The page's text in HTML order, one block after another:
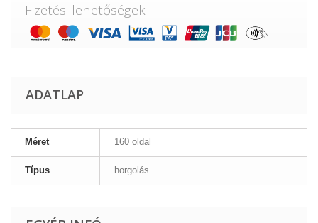
Fizetési lehetőségek
ADATLAP
Méret 160 oldal
Típus horgolás